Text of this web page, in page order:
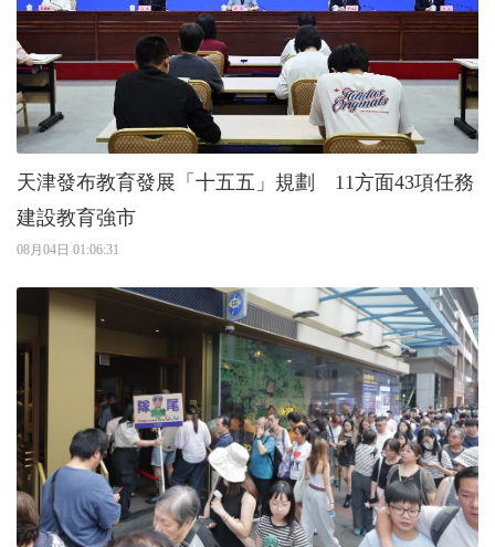
天津發布教育發展「十五五」規劃 11方面43項任務
建設教育強市
08月04日 01:06:31